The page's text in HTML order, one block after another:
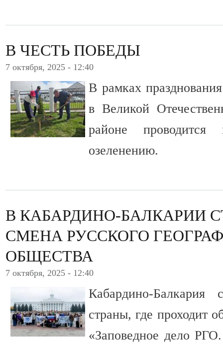
В ЧЕСТЬ ПОБЕДЫ
7 октября, 2025 - 12:40
В рамках
в Великой
районе
озеленению.
В КАБАРДИНО-БАЛКАРИИ
СМЕНА РУССКОГО
ОБЩЕСТВА
7 октября, 2025 - 12:40
Кабардино-Балкария
страны, где проходит
«Заповедное дело